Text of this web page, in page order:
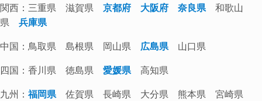
関西：三重県 滋賀県京都府 大阪府 奈良県和歌山
県兵庫県
中国：鳥取県 島根県 岡山県 広島県山口県
四国：香川県 徳島県愛媛県高知県
九州：福岡県佐賀県 長崎県 大分県 熊本県 宮崎県